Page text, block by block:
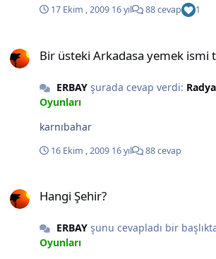
17 Ekim , 2009 16 yıl 88 cevap 1
Bir üsteki Arkadasa yemek ismi
ERBAYşurada cevap verdi: Radya
Oyunları
karnıbahar
16 Ekim , 2009 16 yıl 88 cevap
Hangi Şehir?
ERBAYşunu cevapladı bir
Oyunları